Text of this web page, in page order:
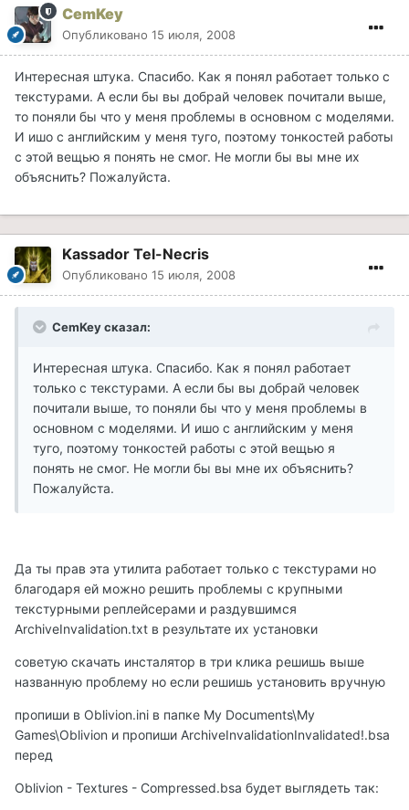
CemKey
Опубликовано 15 июля, 2008
Интересная штука. Спасибо. Как я понял работает только с
текстурами. А если бы вы добрай человек почитали выше,
то поняли бы что у меня проблемы в основном с моделями.
И ишо с английским у меня туго, поэтому тонкостей работы
с этой вещью я понять не смог. Не могли бы вы мне их
объяснить? Пожалуйста.
Kassador Tel-Necris
Опубликовано 15 июля, 2008
CemKey сказал:
Интересная штука. Спасибо. Как я понял работает
только с текстурами. А если бы вы добрай человек
почитали выше, то поняли бы что у меня проблемы в
основном с моделями. И ишо с английским у меня
туго, поэтому тонкостей работы с этой вещью я
понять не смог. Не могли бы вы мне их объяснить?
Пожалуйста.
Да ты прав эта утилита работает только с текстурами но
благодаря ей можно решить проблемы с крупными
текстурными реплейсерами и раздувшимся
ArchiveInvalidation.txt в результате их установки
советую скачать инсталятор в три клика решишь выше
названную проблему но если решишь установить вручную
пропиши в Oblivion.ini в папке My Documents\My
Games\Oblivion и пропиши ArchiveInvalidationInvalidated!.bsa
перед
Oblivion - Textures - Compressed.bsa будет выглядеть так: